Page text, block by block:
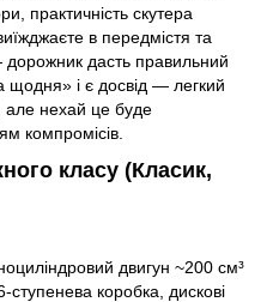
практичність скутера
в передмістя та
дорожник дасть правильний
щодня» і є досвід — легкий
але нехай це буде
компромісів.
класу (Класик,
двигун ~200 см³
ступенева коробка, дискові